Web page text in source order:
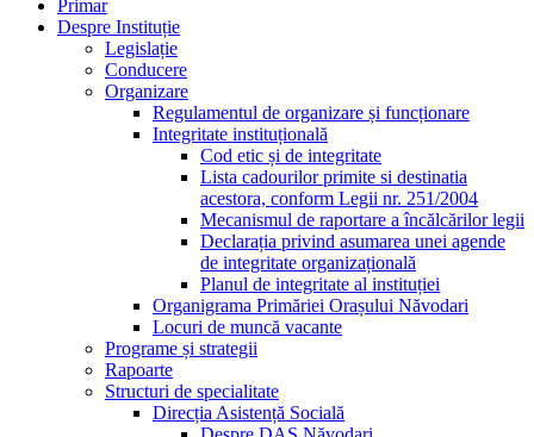
Primar
Despre Instituție
Legislație
Conducere
Organizare
Regulamentul de organizare și funcționare
Integritate instituțională
Cod etic și de integritate
Lista cadourilor primite si destinatia
acestora, conform Legii nr. 251/2004
Mecanismul de raportare a încălcărilor legii
Declarația privind asumarea unei agende
de integritate organizațională
Planul de integritate al instituției
Organigrama Primăriei Orașului Năvodari
Locuri de muncă vacante
Programe și strategii
Rapoarte
Structuri de specialitate
Direcția Asistență Socială